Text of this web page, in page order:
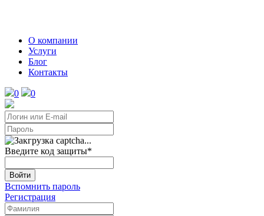
О компании
Услуги
Блог
Контакты
0 0
Введите код защиты*
Войти
Вспомнить пароль
Регистрация